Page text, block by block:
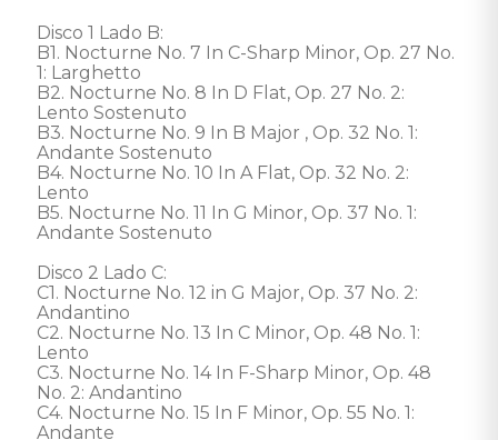
Disco 1 Lado B:
B1. Nocturne No. 7 In C-Sharp Minor, Op. 27 No.
1: Larghetto
B2. Nocturne No. 8 In D Flat, Op. 27 No. 2:
Lento Sostenuto
B3. Nocturne No. 9 In B Major , Op. 32 No. 1:
Andante Sostenuto
B4. Nocturne No. 10 In A Flat, Op. 32 No. 2:
Lento
B5. Nocturne No. 11 In G Minor, Op. 37 No. 1:
Andante Sostenuto
Disco 2 Lado C:
C1. Nocturne No. 12 in G Major, Op. 37 No. 2:
Andantino
C2. Nocturne No. 13 In C Minor, Op. 48 No. 1:
Lento
C3. Nocturne No. 14 In F-Sharp Minor, Op. 48
No. 2: Andantino
C4. Nocturne No. 15 In F Minor, Op. 55 No. 1:
Andante